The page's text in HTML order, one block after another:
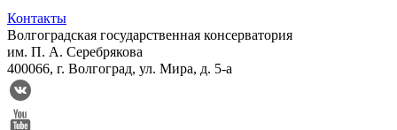
Контакты
Волгоградская государственная консерватория
им. П. А. Серебрякова
400066, г. Волгоград, ул. Мира, д. 5-а